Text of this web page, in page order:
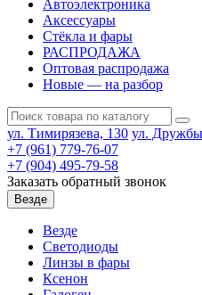
Автоэлектроника
Аксессуары
Стёкла и фары
РАСПРОДАЖА
Оптовая распродажа
Новые — на разбор
ул. Тимирязева, 130 ул.
+7 (961) 779-76-07
+7 (904) 495-79-58
Заказать обратный звонок
Везде
Везде
Светодиоды
Линзы в фары
Ксенон